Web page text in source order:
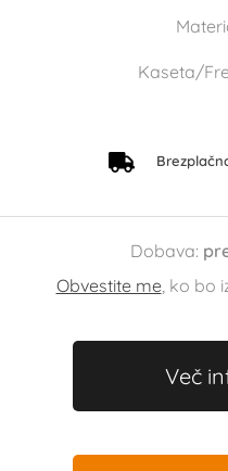
Kaseta/
Dobava:
Obvestite me, ko bo
Več